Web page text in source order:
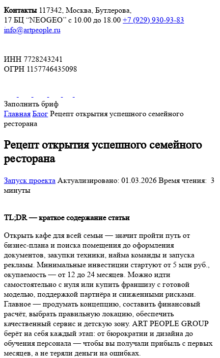
Контакты 117342, Москва, Бутлерова,
17 БЦ “NEOGEO” с 10.00 до 18.00 +7 (929) 930-93-83
info@artpeople.ru
ИНН 7728243241
ОГРН 1157746435098
Заполнить бриф
Главная Блог Рецепт открытия успешного семейного
ресторана
Рецепт открытия успешного семейного
ресторана
Запуск проекта Актуализировано: 01.03.2026 Время чтения: 3
минуты
TL;DR — краткое содержание статьи
Открыть кафе для всей семьи — значит пройти путь от
бизнес-плана и поиска помещения до оформления
документов, закупки техники, найма команды и запуска
рекламы. Минимальные инвестиции стартуют от 5 млн руб.,
окупаемость — от 12 до 24 месяцев. Можно идти
самостоятельно с нуля или купить франшизу с готовой
моделью, поддержкой партнёра и сниженными рисками.
Главное — продумать концепцию, составить финансовый
расчёт, выбрать правильную локацию, обеспечить
качественный сервис и детскую зону. ART PEOPLE GROUP
берёт на себя каждый этап: от бюрократии и дизайна до
обучения персонала — чтобы вы получали прибыль с первых
месяцев, а не теряли деньги на ошибках.